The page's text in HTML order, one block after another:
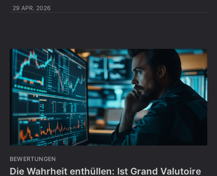
29 APR. 2026
BEWERTUNGEN
Die Wahrheit enthüllen: Ist Grand Valutoire